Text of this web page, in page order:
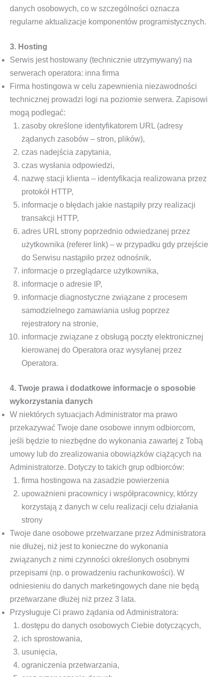
danych osobowych, co w szczególności oznacza
regularne aktualizacje komponentów programistycznych.
3. Hosting
Serwis jest hostowany (technicznie utrzymywany) na
serwerach operatora: inna firma
Firma hostingowa w celu zapewnienia niezawodności
technicznej prowadzi logi na poziomie serwera. Zapisowi
mogą podlegać:
zasoby określone identyfikatorem URL (adresy
żądanych zasobów – stron, plików),
czas nadejścia zapytania,
czas wysłania odpowiedzi,
nazwę stacji klienta – identyfikacja realizowana przez
protokół HTTP,
informacje o błędach jakie nastąpiły przy realizacji
transakcji HTTP,
adres URL strony poprzednio odwiedzanej przez
użytkownika (referer link) – w przypadku gdy przejście
do Serwisu nastąpiło przez odnośnik,
informacje o przeglądarce użytkownika,
informacje o adresie IP,
informacje diagnostyczne związane z procesem
samodzielnego zamawiania usług poprzez
rejestratory na stronie,
informacje związane z obsługą poczty elektronicznej
kierowanej do Operatora oraz wysyłanej przez
Operatora.
4. Twoje prawa i dodatkowe informacje o sposobie
wykorzystania danych
W niektórych sytuacjach Administrator ma prawo
przekazywać Twoje dane osobowe innym odbiorcom,
jeśli będzie to niezbędne do wykonania zawartej z Tobą
umowy lub do zrealizowania obowiązków ciążących na
Administratorze. Dotyczy to takich grup odbiorców:
firma hostingowa na zasadzie powierzenia
upoważnieni pracownicy i współpracownicy, którzy
korzystają z danych w celu realizacji celu działania
strony
Twoje dane osobowe przetwarzane przez Administratora
nie dłużej, niż jest to konieczne do wykonania
związanych z nimi czynności określonych osobnymi
przepisami (np. o prowadzeniu rachunkowości). W
odniesieniu do danych marketingowych dane nie będą
przetwarzane dłużej niż przez 3 lata.
Przysługuje Ci prawo żądania od Administratora:
dostępu do danych osobowych Ciebie dotyczących,
ich sprostowania,
usunięcia,
ograniczenia przetwarzania,